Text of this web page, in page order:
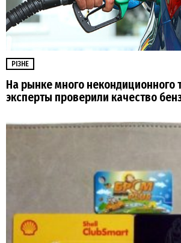
РІЗНЕ
На рынке много некондиционного
эксперты проверили качество